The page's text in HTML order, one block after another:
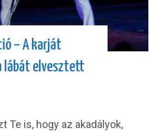
– A karját
lábát elvesztett
Te is, hogy az akadályok,